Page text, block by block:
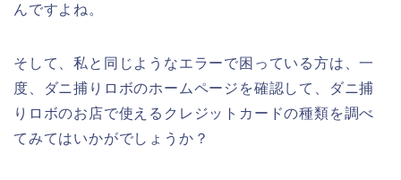
んですよね。
そして、私と同じようなエラーで困っている方は、一
度、ダニ捕りロボのホームページを確認して、ダニ捕
りロボのお店で使えるクレジットカードの種類を調べ
てみてはいかがでしょうか？